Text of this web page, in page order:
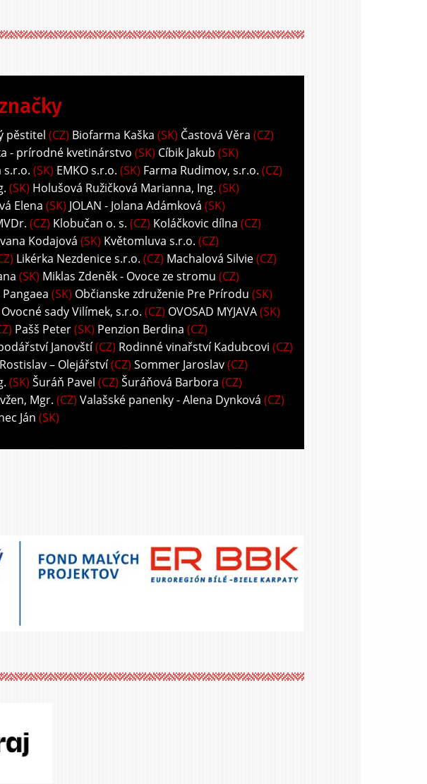
pěstitel (CZ) Biofarma Kaška (SK) Častová Věra (CZ)
- prírodné kvetinárstvo (SK) Cíbik Jakub (SK)
s.r.o. (SK) EMKO s.r.o. (SK) Farma Rudimov, s.r.o. (CZ)
(SK) Holušová Ružičková Marianna, Ing. (SK)
Elena (SK) JOLAN - Jolana Adámková (SK)
(CZ) Klobučan o. s. (CZ) Koláčkovic dílna (CZ)
Kodajová (SK) Květomluva s.r.o. (CZ)
Likérka Nezdenice s.r.o. (CZ) Machalová Silvie(CZ)
(SK) Miklas Zdeněk - Ovoce ze stromu (CZ)
(SK) Občianske združenie Pre Prírodu (SK)
Ovocné sady Vilímek, s.r.o. (CZ) OVOSAD MYJAVA(SK)
Pašš Peter(SK) Penzion Berdina (CZ)
Janovští(CZ) Rodinné vinařství Kadubcovi (CZ)
– Olejářství(CZ) Sommer Jaroslav(CZ)
(SK) Šuráň Pavel (CZ) Šuráňová Barbora (CZ)
Mgr. (CZ) Valašské panenky - Alena Dynková (CZ)
Ján (SK)